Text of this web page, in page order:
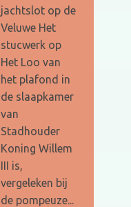
jachtslot op de
Veluwe Het
stucwerk op
Het Loo van
het plafond in
de slaapkamer
van
Stadhouder
Koning Willem
III is,
vergeleken bij
de pompeuze...